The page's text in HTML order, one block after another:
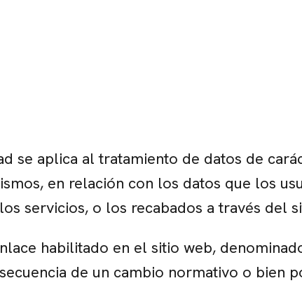
se aplica al tratamiento de datos de
en relación con los datos que los
servicios, o los recabados a través del
habilitado en el sitio web,
de un cambio normativo o bien